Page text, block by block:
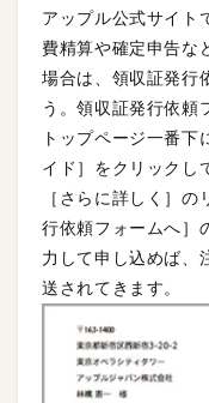
アップル公式サイト
費精算や確定申告な
場合は、領収証発行
う。領収証発行依頼
トップページ一番
イド］をクリックし
［さらに詳しく］
行依頼フォームへ］
力して申し込めば、
送されてきます。